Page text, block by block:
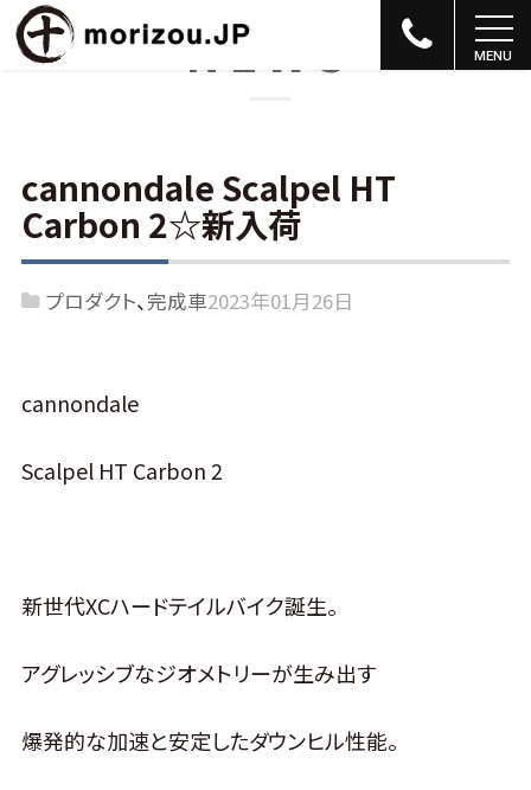
NEWS
cannondale Scalpel HT
Carbon 2☆新入荷
プロダクト 完成車2023年01月26日
cannondale
Scalpel HT Carbon 2
新世代XCハードテイルバイク誕生。
アグレッシブなジオメトリーが生み出す
爆発的な加速と安定したダウンヒル性能。